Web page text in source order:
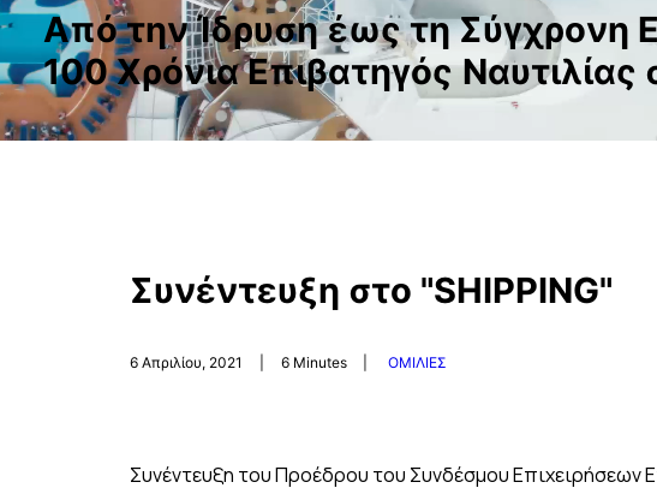
Από την Ίδρυση έως τη Σύγχρονη Ε
100 Χρόνια Επιβατηγός Ναυτιλίας
Συνέντευξη στο "SHIPPING"
6 Απριλίου, 2021 6 Minutes ΟΜΙΛΙΕΣ
Συνέντευξη του Προέδρου του Συνδέσμου Επιχειρήσεων